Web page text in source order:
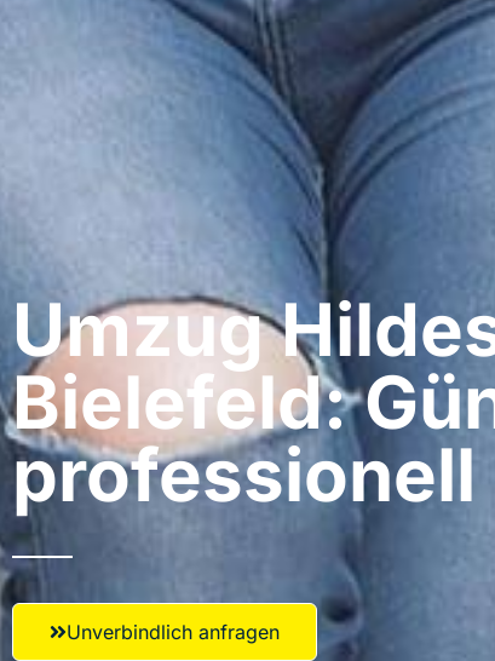
Umzug
Bielefeld:
professionell​
Unverbindlich anfragen